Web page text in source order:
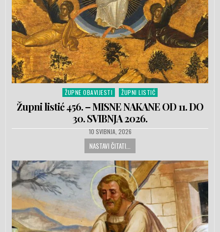
Posted in
ŽUPNE OBAVIJESTI ŽUPNI LISTIĆ
Župni listić 456. – MISNE NAKANE OD 11. DO
30. SVIBNJA 2026.
PUBLISHED DATE:
10 SVIBNJA, 2026
NASTAVI ČITATI...